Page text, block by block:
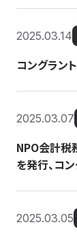
2025.03.14
コングラン
2025.03.07
NPO会計税
を発行、コ
2025.03.05